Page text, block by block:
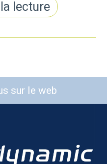
lecture
sur le web